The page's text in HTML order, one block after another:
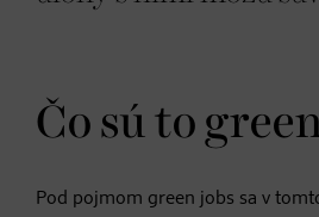
Čo sú to
Pod pojmom green jobs sa v